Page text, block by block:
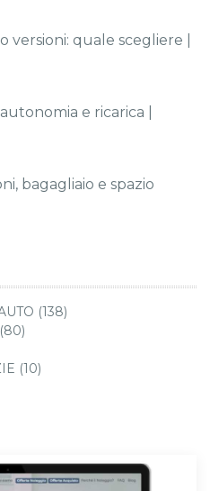
versioni: quale scegliere |
e ricarica |
bagagliaio e spazio
(138)
(10)